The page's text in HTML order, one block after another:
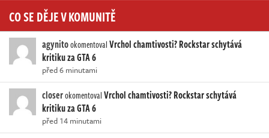
CO SE DĚJE V KOMUNITĚ
agynitookomentovalVrchol chamtivosti? Rockstar schytává
kritiku za GTA 6
před 6 minutami
closerokomentovalVrchol chamtivosti? Rockstar schytává
kritiku za GTA 6
před 14 minutami